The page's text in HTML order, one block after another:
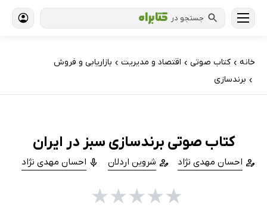
جستجو در
خانه › کتاب‌ صوتی › اقتصاد و مدیریت › بازاریابی و فروش
› برندسازی
کتاب صوتی برندسازی سبز در ایران
احسان مهدی نژاد شروین اردلان احسان مهدی نژاد
★
★
★
★
★